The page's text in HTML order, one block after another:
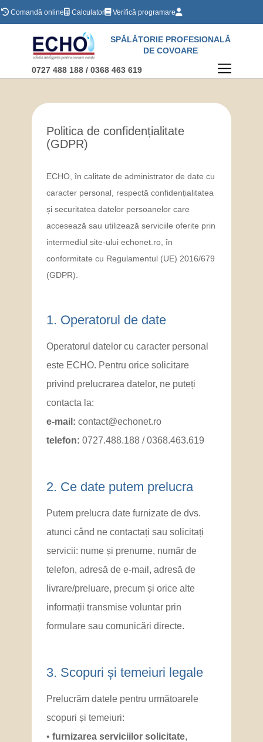
Comandă online Calculator Verifică programare
SPĂLĂTORIE PROFESIONALĂ
DE COVOARE
0727 488 188 / 0368 463 619
Acasă
Tarife
Mai multe
0368463619
0727488188
Politica de confidențialitate
(GDPR)
ECHO, în calitate de administrator de date cu
caracter personal, respectă confidențialitatea
și securitatea datelor persoanelor care
accesează sau utilizează serviciile oferite prin
intermediul site-ului echonet.ro, în
conformitate cu Regulamentul (UE) 2016/679
(GDPR).
1. Operatorul de date
Operatorul datelor cu caracter personal
este ECHO. Pentru orice solicitare
privind prelucrarea datelor, ne puteți
contacta la:
e-mail: contact@echonet.ro
telefon: 0727.488.188 / 0368.463.619
2. Ce date putem prelucra
Putem prelucra date furnizate de dvs.
atunci când ne contactați sau solicitați
servicii: nume și prenume, număr de
telefon, adresă de e-mail, adresă de
livrare/preluare, precum și orice alte
informații transmise voluntar prin
formulare sau comunicări directe.
3. Scopuri și temeiuri legale
Prelucrăm datele pentru următoarele
scopuri și temeiuri:
• furnizarea serviciilor solicitate,